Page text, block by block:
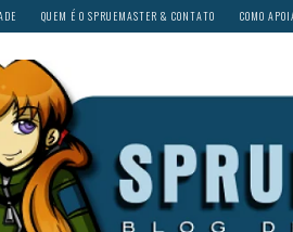
QUEM É O SPRUEMASTER & CONTATO COMO